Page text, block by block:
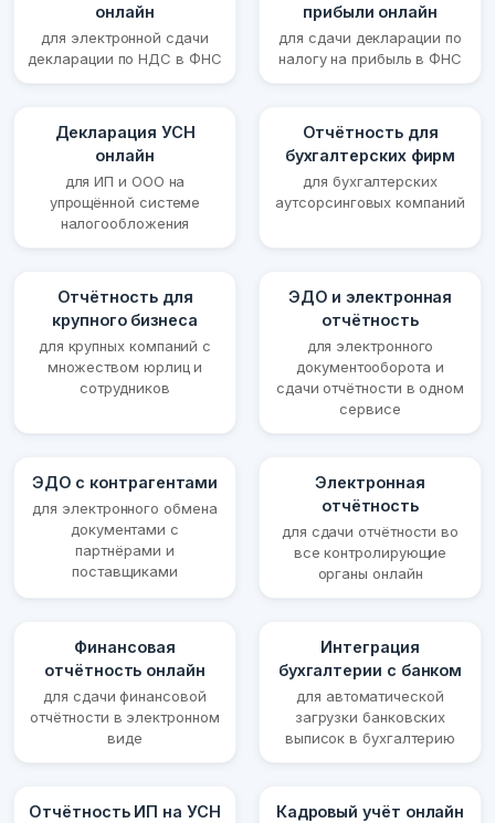
онлайн
для электронной сдачи
декларации по НДС в ФНС
прибыли онлайн
для сдачи декларации по
налогу на прибыль в ФНС
Декларация УСН
онлайн
для ИП и ООО на
упрощённой системе
налогообложения
Отчётность для
бухгалтерских фирм
для бухгалтерских
аутсорсинговых компаний
Отчётность для
крупного бизнеса
для крупных компаний с
множеством юрлиц и
сотрудников
ЭДО и электронная
отчётность
для электронного
документооборота и
сдачи отчётности в одном
сервисе
ЭДО с контрагентами
для электронного обмена
документами с
партнёрами и
поставщиками
Электронная
отчётность
для сдачи отчётности во
все контролирующие
органы онлайн
Финансовая
отчётность онлайн
для сдачи финансовой
отчётности в электронном
виде
Интеграция
бухгалтерии с банком
для автоматической
загрузки банковских
выписок в бухгалтерию
Отчётность ИП на УСН Кадровый учёт онлайн